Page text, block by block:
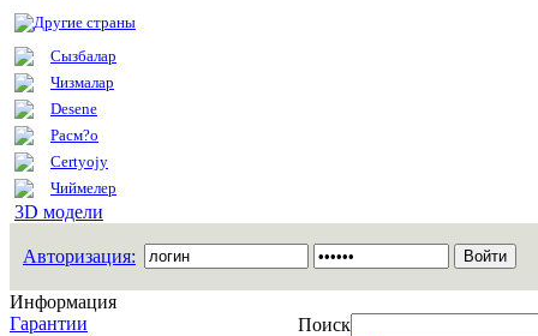
Другие страны
Сызбалар
Чизмалар
Desene
Расм?о
Certyojy
Чиймелер
3D модели
Авторизация:
Информация
Гарантии
Поиск